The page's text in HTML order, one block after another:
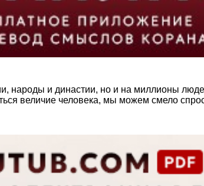
и династии, но и на миллионы
величие человека, мы можем смело